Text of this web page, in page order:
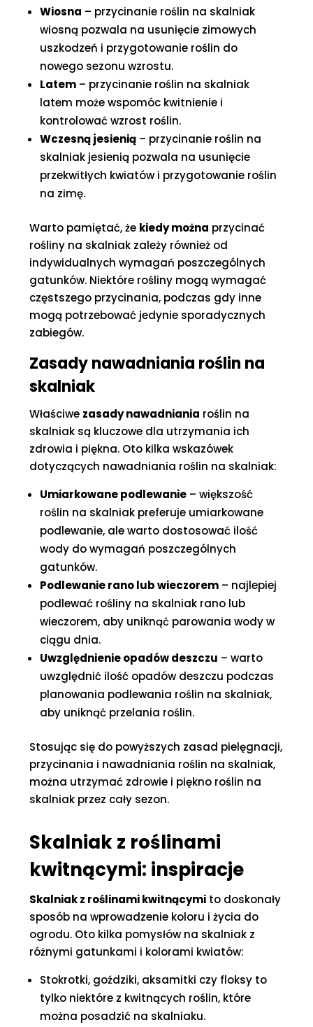
Wiosna – przycinanie roślin na skalniak
wiosną pozwala na usunięcie zimowych
uszkodzeń i przygotowanie roślin do
nowego sezonu wzrostu.
Latem – przycinanie roślin na skalniak
latem może wspomóc kwitnienie i
kontrolować wzrost roślin.
Wczesną jesienią – przycinanie roślin na
skalniak jesienią pozwala na usunięcie
przekwitłych kwiatów i przygotowanie roślin
na zimę.
Warto pamiętać, że kiedy można przycinać
rośliny na skalniak zależy również od
indywidualnych wymagań poszczególnych
gatunków. Niektóre rośliny mogą wymagać
częstszego przycinania, podczas gdy inne
mogą potrzebować jedynie sporadycznych
zabiegów.
Zasady nawadniania roślin na
skalniak
Właściwe zasady nawadniania roślin na
skalniak są kluczowe dla utrzymania ich
zdrowia i piękna. Oto kilka wskazówek
dotyczących nawadniania roślin na skalniak:
Umiarkowane podlewanie – większość
roślin na skalniak preferuje umiarkowane
podlewanie, ale warto dostosować ilość
wody do wymagań poszczególnych
gatunków.
Podlewanie rano lub wieczorem – najlepiej
podlewać rośliny na skalniak rano lub
wieczorem, aby uniknąć parowania wody w
ciągu dnia.
Uwzględnienie opadów deszczu – warto
uwzględnić ilość opadów deszczu podczas
planowania podlewania roślin na skalniak,
aby uniknąć przelania roślin.
Stosując się do powyższych zasad pielęgnacji,
przycinania i nawadniania roślin na skalniak,
można utrzymać zdrowie i piękno roślin na
skalniak przez cały sezon.
Skalniak z roślinami
kwitnącymi: inspiracje
Skalniak z roślinami kwitnącymi to doskonały
sposób na wprowadzenie koloru i życia do
ogrodu. Oto kilka pomysłów na skalniak z
różnymi gatunkami i kolorami kwiatów:
Stokrotki, goździki, aksamitki czy floksy to
tylko niektóre z kwitnących roślin, które
można posadzić na skalniaku.